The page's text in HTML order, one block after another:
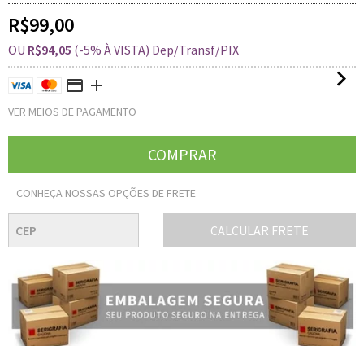
R$99,00
OU R$94,05 (-5% À VISTA) Dep/Transf/PIX
VER MEIOS DE PAGAMENTO
CONHEÇA NOSSAS OPÇÕES DE FRETE
CALCULAR FRETE